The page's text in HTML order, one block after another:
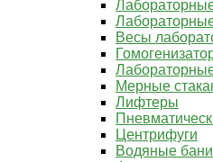
Весы
Мерные
Лифтеры
Центрифуги
Водяные бани